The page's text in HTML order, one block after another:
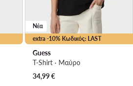
extra -10% Κωδικός: LAST
Νέα
Guess
T-Shirt · Μαύρο
34,99€